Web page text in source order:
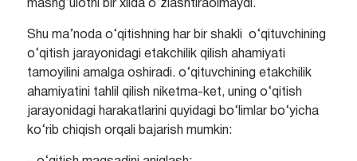
mashg‘ulotni bir xilda o‘zlashtiraolmaydi.
Shu ma’noda o‘qitishning har bir shakli o‘qituvchining
o‘qitish jarayonidagi etakchilik qilish ahamiyati
tamoyilini amalga oshiradi. o‘qituvchining etakchilik
ahamiyatini tahlil qilish niketma-ket, uning o‘qitish
jarayonidagi harakatlarini quyidagi bo‘limlar bo‘yicha
ko‘rib chiqish orqali bajarish mumkin: